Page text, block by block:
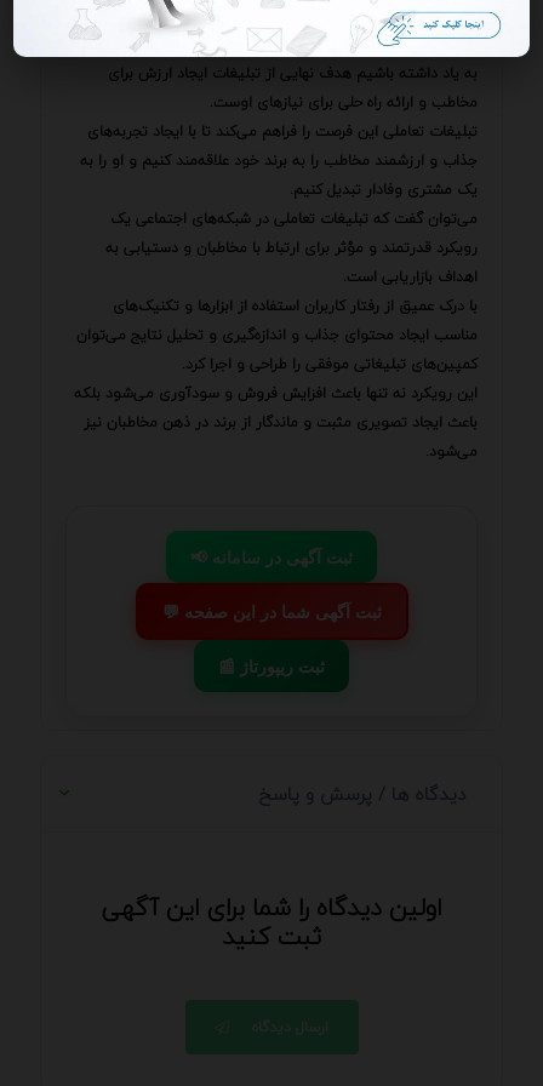
مشتریان جدید می‌شود بلکه باعث ایجاد ارتباطی قوی و پایدار با
مشتریان فعلی نیز می‌شود.
به یاد داشته باشیم هدف نهایی از تبلیغات ایجاد ارزش برای
مخاطب و ارائه راه حلی برای نیازهای اوست.
تبلیغات تعاملی این فرصت را فراهم می‌کند تا با ایجاد تجربه‌های
جذاب و ارزشمند مخاطب را به برند خود علاقه‌مند کنیم و او را به
یک مشتری وفادار تبدیل کنیم.
می‌توان گفت که تبلیغات تعاملی در شبکه‌های اجتماعی یک
رویکرد قدرتمند و مؤثر برای ارتباط با مخاطبان و دستیابی به
اهداف بازاریابی است.
با درک عمیق از رفتار کاربران استفاده از ابزارها و تکنیک‌های
مناسب ایجاد محتوای جذاب و اندازه‌گیری و تحلیل نتایج می‌توان
کمپین‌های تبلیغاتی موفقی را طراحی و اجرا کرد.
این رویکرد نه تنها باعث افزایش فروش و سودآوری می‌شود بلکه
باعث ایجاد تصویری مثبت و ماندگار از برند در ذهن مخاطبان نیز
می‌شود.
📢 ثبت آگهی در سامانه
💬 ثبت آگهی شما در این صفحه
📰 ثبت ریپورتاژ
دیدگاه ها / پرسش و پاسخ
اولین دیدگاه را شما برای این آگهی
ثبت کنید
ارسال دیدگاه